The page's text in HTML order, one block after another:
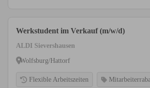
Werkstudent im Verkauf (m/w/d)
ALDI Sievershausen
Wolfsburg/Hattorf
Flexible Arbeitszeiten